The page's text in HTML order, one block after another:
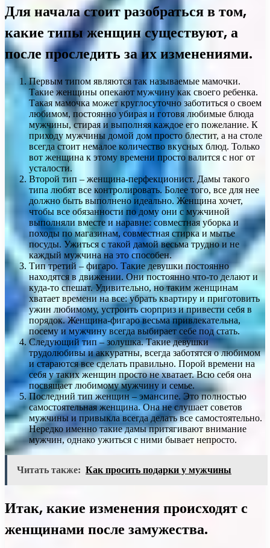
Для начала стоит разобраться в том,
какие типы женщин существуют, а
после проследить за их изменениями.
Первым типом являются так называемые мамочки.
Такие женщины опекают мужчину как своего ребенка.
Такая мамочка может круглосуточно заботиться о своем
любимом, постоянно убирая и готовя любимые блюда
мужчины, стирая и выполняя каждое его пожелание. К
приходу мужчины домой дом просто блестит, а на столе
всегда стоит немалое количество вкусных блюд. Только
вот женщина к этому времени просто валится с ног от
усталости.
Второй тип – женщина-перфекционист. Дамы такого
типа любят все контролировать. Более того, все для нее
должно быть выполнено идеально. Женщина хочет,
чтобы все обязанности по дому они с мужчиной
выполняли вместе и наравне: совместная уборка и
походы по магазинам, совместная стирка и мытье
посуды. Ужиться с такой дамой весьма трудно и не
каждый мужчина на это способен.
Тип третий – фигаро. Такие девушки постоянно
находятся в движении. Они постоянно что-то делают и
куда-то спешат. Удивительно, но таким женщинам
хватает времени на все: убрать квартиру и приготовить
ужин любимому, устроить сюрприз и привести себя в
порядок. Женщина-фигаро весьма привлекательна,
посему и мужчину всегда выбирает себе под стать.
Следующий тип – золушка. Такие девушки
трудолюбивы и аккуратны, всегда заботятся о любимом
и стараются все сделать правильно. Порой времени на
себя у таких женщин просто не хватает. Всю себя она
посвящает любимому мужчину и семье.
Последний тип женщин – эмансипе. Это полностью
самостоятельная женщина. Она не слушает советов
мужчины и привыкла всегда делать все самостоятельно.
Нередко именно такие дамы притягивают внимание
мужчин, однако ужиться с ними бывает непросто.
Читать также: Как просить подарки у мужчины
Итак, какие изменения происходят с
женщинами после замужества.